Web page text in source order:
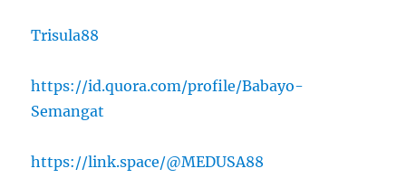
Trisula88
https://id.quora.com/profile/Babayo-
Semangat
https://link.space/@MEDUSA88